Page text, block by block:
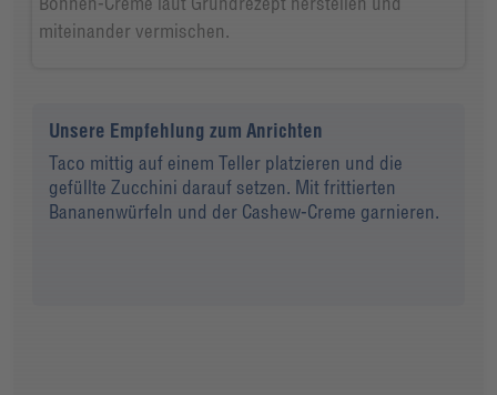
miteinander vermischen.
Unsere Empfehlung zum Anrichten
Taco mittig auf einem Teller platzieren und die
gefüllte Zucchini darauf setzen. Mit frittierten
Bananenwürfeln und der Cashew-Creme garnieren.